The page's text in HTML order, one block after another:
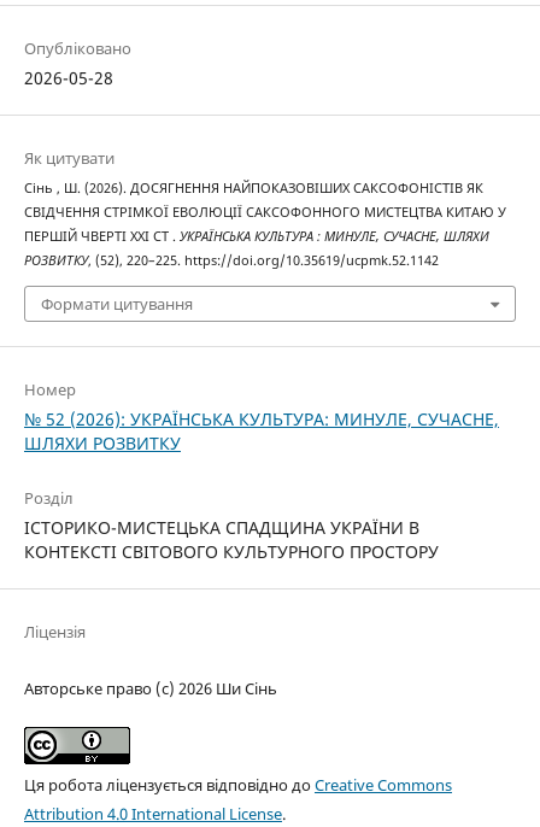
Опубліковано
2026-05-28
Як цитувати
Сінь , Ш. (2026). ДОСЯГНЕННЯ НАЙПОКАЗОВІШИХ САКСОФОНІСТІВ ЯК
СВІДЧЕННЯ СТРІМКОЇ ЕВОЛЮЦІЇ САКСОФОННОГО МИСТЕЦТВА КИТАЮ У
ПЕРШІЙ ЧВЕРТІ ХХІ СТ . УКРАЇНСЬКА КУЛЬТУРА : МИНУЛЕ, СУЧАСНЕ, ШЛЯХИ
РОЗВИТКУ, (52), 220–225. https://doi.org/10.35619/ucpmk.52.1142
Формати цитування
Номер
№ 52 (2026): УКРАЇНСЬКА КУЛЬТУРА: МИНУЛЕ, СУЧАСНЕ,
ШЛЯХИ РОЗВИТКУ
Розділ
ІСТОРИКО-МИСТЕЦЬКА СПАДЩИНА УКРАЇНИ В
КОНТЕКСТІ СВІТОВОГО КУЛЬТУРНОГО ПРОСТОРУ
Ліцензія
Авторське право (c) 2026 Ши Сінь
Ця робота ліцензується відповідно доCreative Commons
Attribution 4.0 International License.